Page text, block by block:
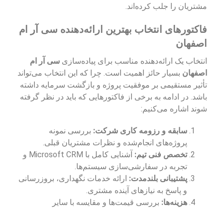
مشتریان را جلب کرده‌اند.
فاکتورهای انتخاب بهترین ارائه‌دهنده سی آر ام
اصفهان
انتخاب یک ارائه‌دهنده مناسب برای پیاده‌سازیسی آر ام
اصفهان بسیار حائز اهمیت است. چرا که این انتخاب می‌تواند
تأثیر مستقیمی بر موفقیت پروژه و بازگشت سرمایه داشته
باشد. در ادامه به برخی از فاکتورهایی که باید در نظر گرفته
شوند اشاره می‌کنیم:
سابقه و رزومه کاری شرکت: بررسی نمونه
پروژه‌های انجام‌شده و نظرات مشتریان قبلی.
تخصص فنی تیم:
آشنایی کامل با Microsoft CRM و
تجربه در سفارشی‌سازی سیستم‌ها.
پشتیبانی بلندمدت: ارائه خدمات نگهداری، بروزرسانی
و پاسخ به نیازهای آینده مشتری.
هزینه‌ها: بررسی قیمت‌ها و مقایسه با سایر